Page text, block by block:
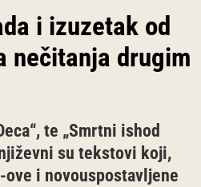
i izuzetak od
nečitanja drugim
te „Smrtni ishod
su tekstovi koji,
ove i novouspostavljene